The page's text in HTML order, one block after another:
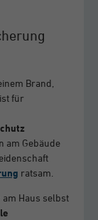
Brand,
für
am Gebäude
ratsam.
Haus selbst